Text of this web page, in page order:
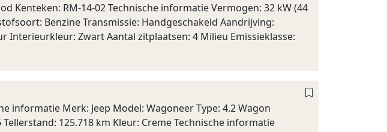
Kenteken: RM-14-02 Technische informatie Vermogen: 32 kW (44
Benzine Transmissie: Handgeschakeld Aandrijving:
Zwart Aantal zitplaatsen: 4 Milieu Emissieklasse:
informatie Merk: Jeep Model: Wagoneer Type: 4.2 Wagon
125.718 km Kleur: Creme Technische informatie